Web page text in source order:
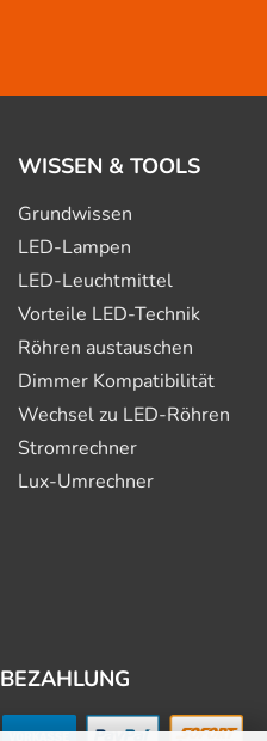
WISSEN & TOOLS
Grundwissen
LED-Lampen
LED-Leuchtmittel
Vorteile LED-Technik
Röhren austauschen
Dimmer Kompatibilität
Wechsel zu LED-Röhren
Stromrechner
Lux-Umrechner
BEZAHLUNG